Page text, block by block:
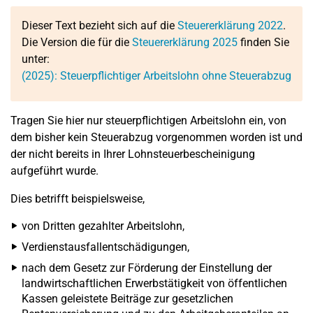
Dieser Text bezieht sich auf die Steuererklärung 2022.
Die Version die für die Steuererklärung 2025 finden Sie
unter:
(2025): Steuerpflichtiger Arbeitslohn ohne Steuerabzug
Tragen Sie hier nur steuerpflichtigen Arbeitslohn ein, von
dem bisher kein Steuerabzug vorgenommen worden ist und
der nicht bereits in Ihrer Lohnsteuerbescheinigung
aufgeführt wurde.
Dies betrifft beispielsweise,
von Dritten gezahlter Arbeitslohn,
Verdienstausfallentschädigungen,
nach dem Gesetz zur Förderung der Einstellung der
landwirtschaftlichen Erwerbstätigkeit von öffentlichen
Kassen geleistete Beiträge zur gesetzlichen